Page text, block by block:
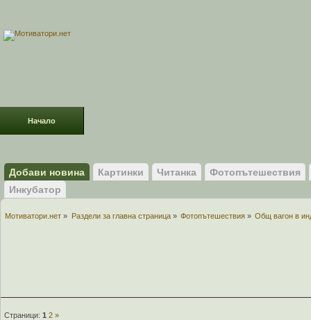
Начало
Добави новина Картинки Читанка
Фотопътешествия
Инкубатор
Мотиватори.нет » Раздели за главна страница» Фотопътешествия» Общ вагон в
Страници:1 2 »